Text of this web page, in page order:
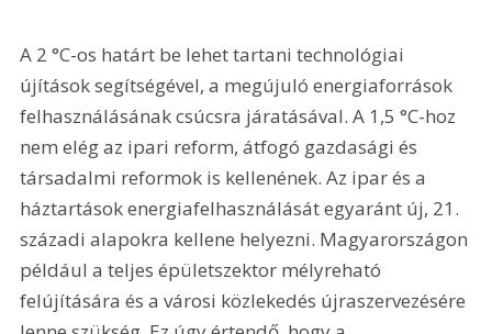
A 2 °C-os határt be lehet tartani technológiai
újítások segítségével, a megújuló energiaforrások
felhasználásának csúcsra járatásával. A 1,5 °C-hoz
nem elég az ipari reform, átfogó gazdasági és
társadalmi reformok is kellenének. Az ipar és a
háztartások energiafelhasználását egyaránt új, 21.
századi alapokra kellene helyezni. Magyarországon
például a teljes épületszektor mélyreható
felújítására és a városi közlekedés újraszervezésére